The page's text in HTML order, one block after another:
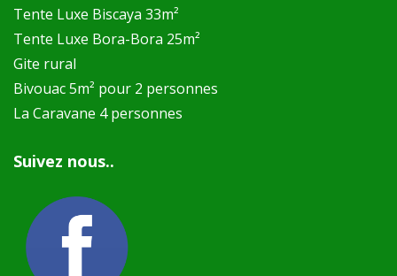
Tente Luxe Biscaya 33m²
Tente Luxe Bora-Bora 25m²
Gite rural
Bivouac 5m² pour 2 personnes
La Caravane 4 personnes
Suivez nous..